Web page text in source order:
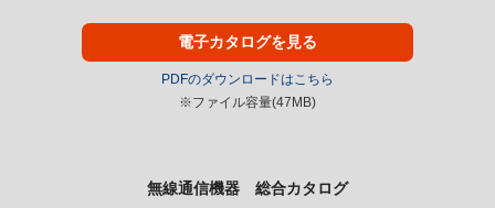
電子カタログを見る
PDFのダウンロードはこちら
※ファイル容量(47MB)
無線通信機器 総合カタログ